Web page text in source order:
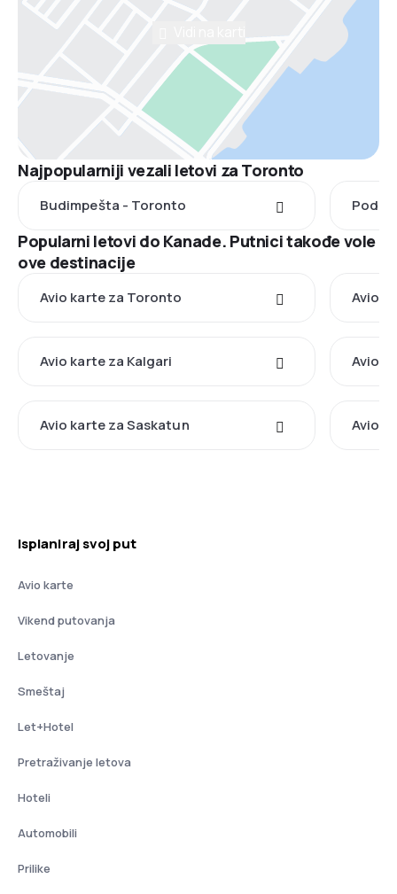
Najpopularniji vezali letovi za Toronto
Budimpešta - Toronto
Popularni letovi do Kanade. Putnici takođe vole
ove destinacije
Avio karte za Toronto Avio
Avio karte za Kalgari Avio
Avio karte za Saskatun Avio
Isplaniraj svoj put
Avio karte
Vikend putovanja
Letovanje
Smeštaj
Let+Hotel
Pretraživanje letova
Hoteli
Automobili
Prilike